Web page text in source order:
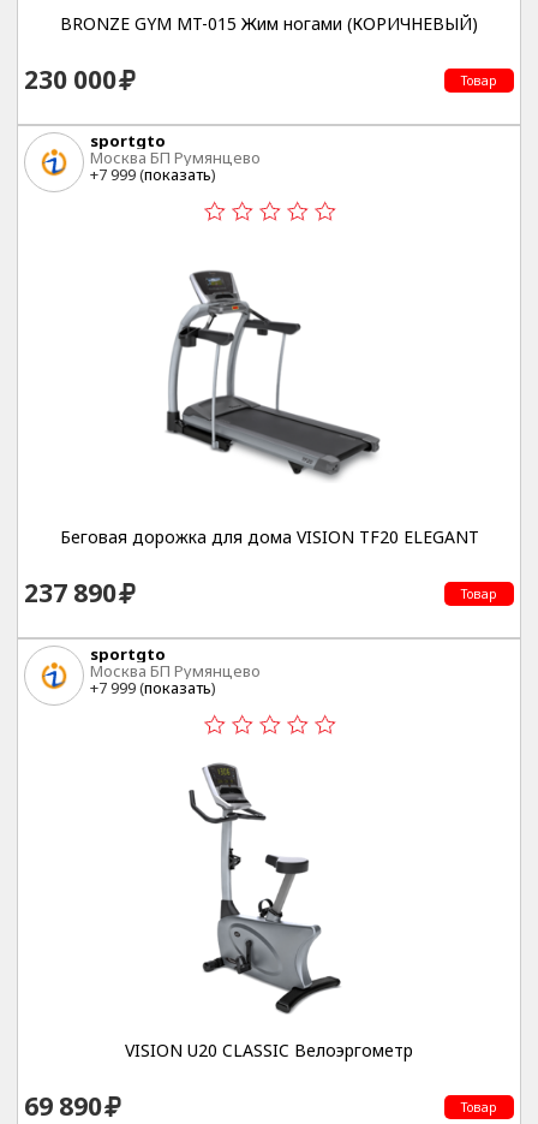
BRONZE GYM MT-015 Жим ногами (КОРИЧНЕВЫЙ)
230 000 Товар
sportgto
Москва БП Румянцево
+7 999 (показать)
Беговая дорожка для дома VISION TF20 ELEGANT
237 890 Товар
sportgto
Москва БП Румянцево
+7 999 (показать)
VISION U20 CLASSIC Велоэргометр
69 890 Товар